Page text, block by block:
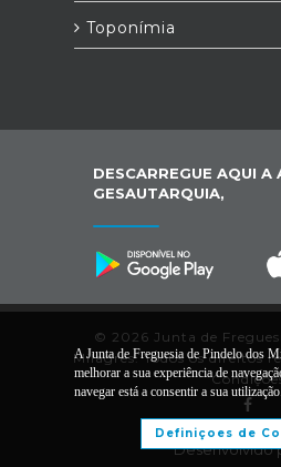
Toponímia
DESCARREGUE AQUI A
GESAUTARQUIA,
© 2026 Junta de
Milagres. Todos os direitos
Desenvolvido
A Junta de Freguesia de Pindelo dos
melhorar a sua experiência de
navegar está a consentir a sua utilização.
Definiçoes de